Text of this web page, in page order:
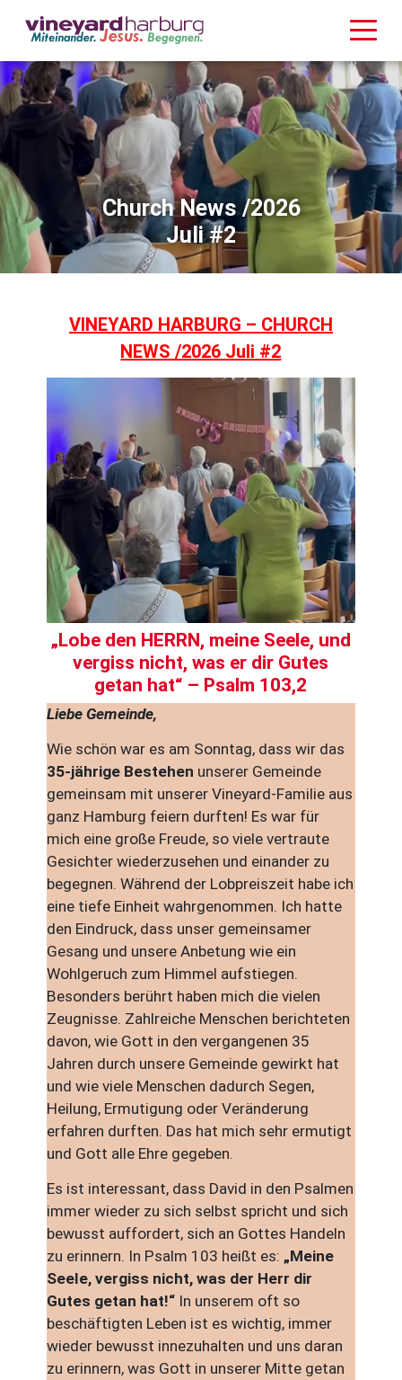
Church News /2026
Juli #2
VINEYARD HARBURG – CHURCH
NEWS /2026 Juli #2
„Lobe den HERRN, meine Seele, und
vergiss nicht, was er dir Gutes
getan hat“ – Psalm 103,2
Liebe Gemeinde,
Wie schön war es am Sonntag, dass wir das
35-jährige Bestehen unserer Gemeinde
gemeinsam mit unserer Vineyard-Familie aus
ganz Hamburg feiern durften! Es war für
mich eine große Freude, so viele vertraute
Gesichter wiederzusehen und einander zu
begegnen. Während der Lobpreiszeit habe ich
eine tiefe Einheit wahrgenommen. Ich hatte
den Eindruck, dass unser gemeinsamer
Gesang und unsere Anbetung wie ein
Wohlgeruch zum Himmel aufstiegen.
Besonders berührt haben mich die vielen
Zeugnisse. Zahlreiche Menschen berichteten
davon, wie Gott in den vergangenen 35
Jahren durch unsere Gemeinde gewirkt hat
und wie viele Menschen dadurch Segen,
Heilung, Ermutigung oder Veränderung
erfahren durften. Das hat mich sehr ermutigt
und Gott alle Ehre gegeben.
Es ist interessant, dass David in den Psalmen
immer wieder zu sich selbst spricht und sich
bewusst auffordert, sich an Gottes Handeln
zu erinnern. In Psalm 103 heißt es: „Meine
Seele, vergiss nicht, was der Herr dir
Gutes getan hat!“ In unserem oft so
beschäftigten Leben ist es wichtig, immer
wieder bewusst innezuhalten und uns daran
zu erinnern, was Gott in unserer Mitte getan